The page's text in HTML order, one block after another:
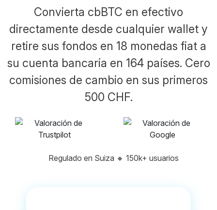
Convierta cbBTC en efectivo
directamente desde cualquier wallet y
retire sus fondos en 18 monedas fiat a
su cuenta bancaria en 164 países. Cero
comisiones de cambio en sus primeros
500 CHF.
Regulado en Suiza 🔸 150k+ usuarios